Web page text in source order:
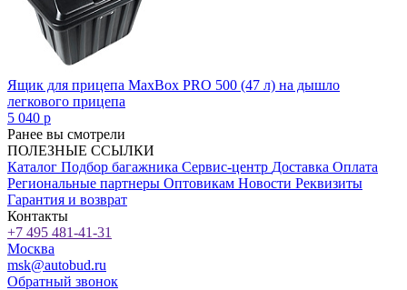
Ящик для прицепа MaxBox PRO 500 (47 л) на дышло
легкового прицепа
5 040 p
Ранее вы смотрели
ПОЛЕЗНЫЕ ССЫЛКИ
Каталог Подбор багажника Сервис-центр Доставка Оплата
Региональные партнеры Оптовикам Новости Реквизиты
Гарантия и возврат
Контакты
+7 495 481-41-31
Москва
msk@autobud.ru
Обратный звонок